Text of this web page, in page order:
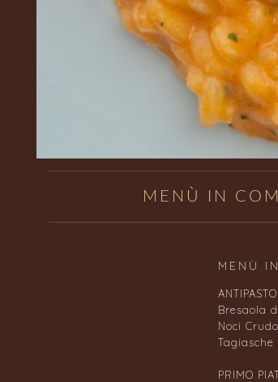
MENÙ IN
MENÙ
ANTIPASTO
Bresaola
Noci
Tagiasche
PRIMO